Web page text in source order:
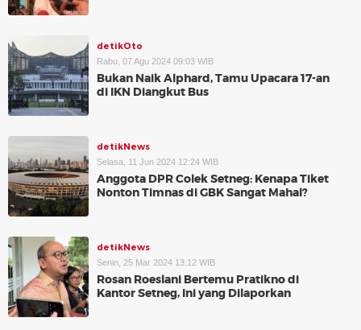
detikOto
Rabu, 07 Agu 2024 09:03 WIB
Bukan Naik Alphard, Tamu Upacara 17-an
di IKN Diangkut Bus
detikNews
Selasa, 11 Jun 2024 12:24 WIB
Anggota DPR Colek Setneg: Kenapa Tiket
Nonton Timnas di GBK Sangat Mahal?
detikNews
Senin, 25 Mar 2024 13:12 WIB
Rosan Roeslani Bertemu Pratikno di
Kantor Setneg, Ini yang Dilaporkan